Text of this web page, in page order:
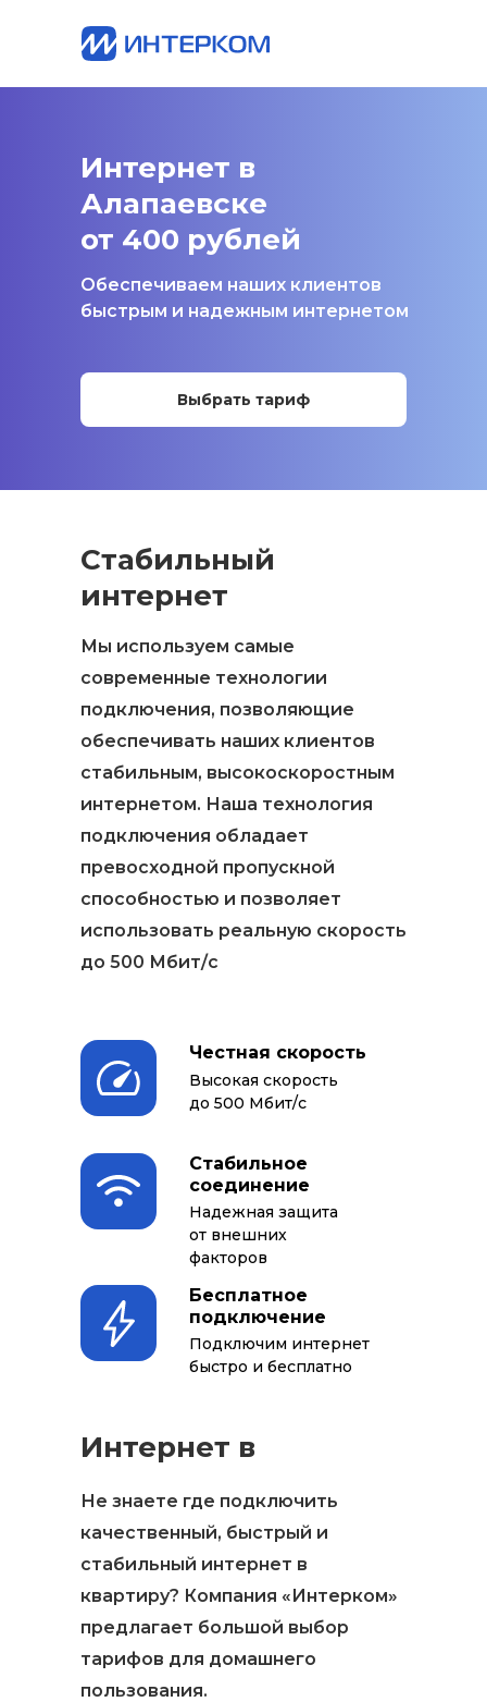
Интернет в
Алапаевске
от 400 рублей
Обеспечиваем наших клиентов
быстрым и надежным интернетом
Выбрать тариф
Стабильный
интернет
Мы используем самые
современные технологии
подключения, позволяющие
обеспечивать наших клиентов
стабильным, высокоскоростным
интернетом. Наша технология
подключения обладает
превосходной пропускной
способностью и позволяет
использовать реальную скорость
до 500 Мбит/с
Честная скорость
Высокая скорость
до 500 Мбит/с
Стабильное
соединение
Надежная защита
от внешних
факторов
Бесплатное
подключение
Подключим интернет
быстро и бесплатно
Интернет в
Не знаете где подключить
качественный, быстрый и
стабильный интернет в
квартиру? Компания «Интерком»
предлагает большой выбор
тарифов для домашнего
пользования.